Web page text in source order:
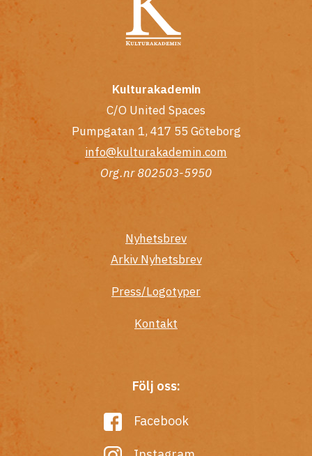
Kulturakademin
C/O United Spaces
Pumpgatan 1, 417 55 Göteborg
info@kulturakademin.com
Org.nr 802503-5950
Nyhetsbrev
Arkiv Nyhetsbrev
Press/Logotyper
Kontakt
Följ oss:
Facebook